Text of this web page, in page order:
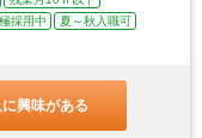
採用中
夏～秋入職可
興味がある